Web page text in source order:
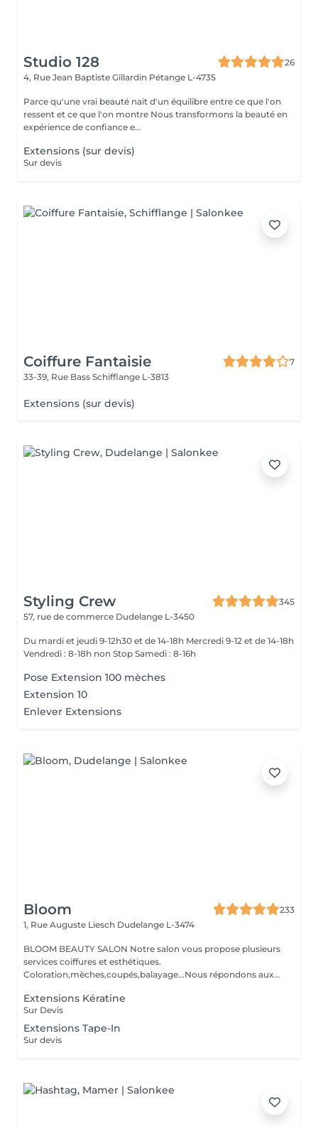
Studio 128
26
4, Rue Jean Baptiste Gillardin Pétange L-4735
Parce qu'une vrai beauté nait d'un équilibre entre ce que l'on
ressent et ce que l'on montre Nous transformons la beauté en
expérience de confiance e...
Extensions (sur devis)
Sur devis
Coiffure Fantaisie
7
33-39, Rue Bass Schifflange L-3813
Extensions (sur devis)
Styling Crew
345
57, rue de commerce Dudelange L-3450
Du mardi et jeudi 9-12h30 et de 14-18h Mercredi 9-12 et de 14-18h
Vendredi : 8-18h non Stop Samedi : 8-16h
Pose Extension 100 mèches
Extension 10
Enlever Extensions
Bloom
233
1, Rue Auguste Liesch Dudelange L-3474
BLOOM BEAUTY SALON Notre salon vous propose plusieurs
services coiffures et esthétiques.
Coloration,mèches,coupés,balayage...Nous répondons aux
Extensions Kératine
Sur Devis
Extensions Tape-In
Sur devis